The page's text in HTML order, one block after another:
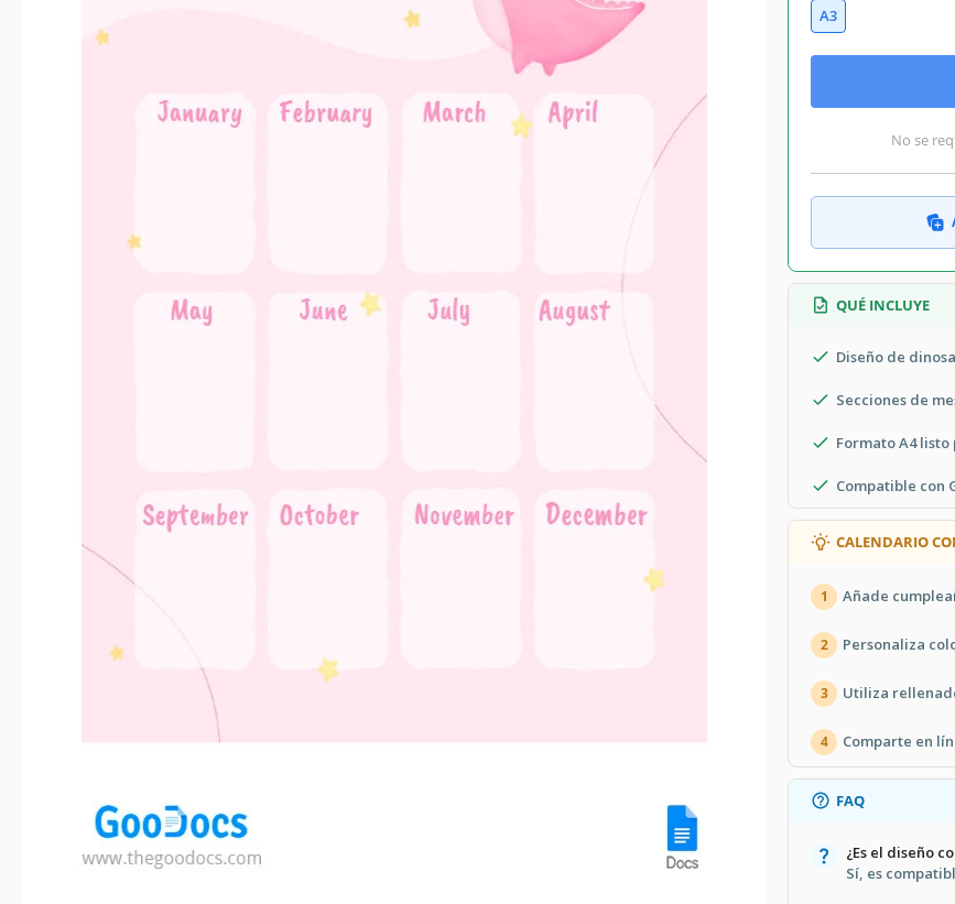
Anualmente Calendario Plantillas
Lindo Calendario Plantillas
Calendario de Cumpleaños en Rosa. Este encantador diseño combina funcionalidad con un toque
de fantasía, convirtiéndolo en una adición perfecta para cualquier hogar u oficina. Ya sea que estés
planeando sorpresas, enviando felicitaciones de cumpleaños o simplemente deseas mantenerte al
tanto de las próximas celebraciones, nuestra plantilla te ayudará a llevar un registro y hacer que
¿No es el color rosa el favorito de muchas niñas? Una paleta de colores delicados, un dinosaurio
ilustrado y docenas de estrellas amarillas adornan la página. El conveniente diseño de bloques de
Herramienta Práctica para Cada Usuario
Gracias a la flexibilidad del diseño preestablecido, permanece abierto para que lo edites. Eso
significa que los colores, fuentes, bloques y gráficos son completamente personalizables. ¿Necesitas
personalizarlo para una audiencia masculina? ¡Aplica azul u otros tonos más neutros en unos pocos
no quieras complicaciones ni dolores de cabeza, ¡utiliza una plantilla versátil y adaptable de
A3
No se
QUÉ INCLUYE
Diseño de
Secciones de
Formato A4
Compatible con
CALENDARIO
1 Añade
2 Personaliza
3 Utiliza
4 Comparte en
FAQ
¿Es el diseño
Sí, es